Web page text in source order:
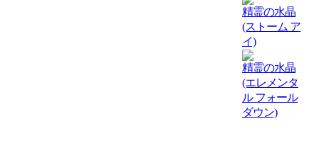
精霊の水晶
(ストーム ア
イ)
精霊の水晶
(エレメンタ
ル フォール
ダウン)